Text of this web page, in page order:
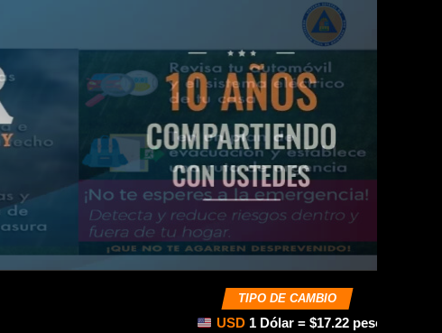
TIPO DE CAMBIO
USD 1 Dólar = $17.22 pesos